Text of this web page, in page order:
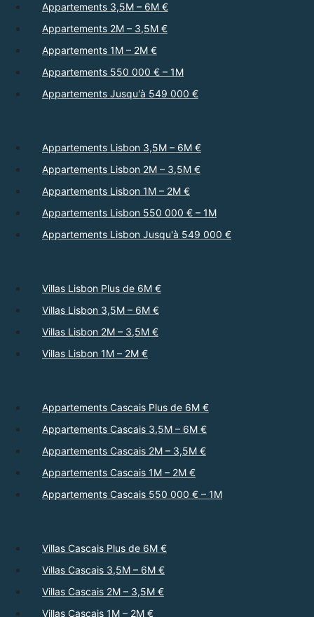
Appartements 3,5M – 6M €
Appartements 2M – 3,5M €
Appartements 1M – 2M €
Appartements 550 000 € – 1M
Appartements Jusqu'à 549 000 €
Appartements Lisbon 3,5M – 6M €
Appartements Lisbon 2M – 3,5M €
Appartements Lisbon 1M – 2M €
Appartements Lisbon 550 000 € – 1M
Appartements Lisbon Jusqu'à 549 000 €
Villas Lisbon Plus de 6M €
Villas Lisbon 3,5M – 6M €
Villas Lisbon 2M – 3,5M €
Villas Lisbon 1M – 2M €
Appartements Cascais Plus de 6M €
Appartements Cascais 3,5M – 6M €
Appartements Cascais 2M – 3,5M €
Appartements Cascais 1M – 2M €
Appartements Cascais 550 000 € – 1M
Villas Cascais Plus de 6M €
Villas Cascais 3,5M – 6M €
Villas Cascais 2M – 3,5M €
Villas Cascais 1M – 2M €